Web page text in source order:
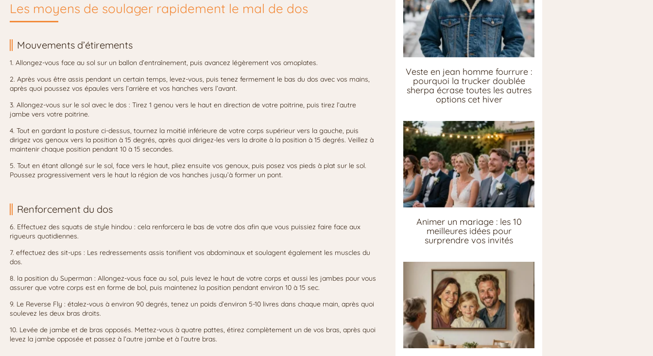
Les moyens de soulager rapidement le mal de dos
Mouvements d’étirements
1. Allongez-vous face au sol sur un ballon d’entraînement, puis avancez légèrement vos omoplates.
2. Après vous être assis pendant un certain temps, levez-vous, puis tenez fermement le bas du dos avec vos mains,
après quoi poussez vos épaules vers l’arrière et vos hanches vers l’avant.
3. Allongez-vous sur le sol avec le dos : Tirez 1 genou vers le haut en direction de votre poitrine, puis tirez l’autre
jambe vers votre poitrine.
4. Tout en gardant la posture ci-dessus, tournez la moitié inférieure de votre corps supérieur vers la gauche, puis
dirigez vos genoux vers la position à 15 degrés, après quoi dirigez-les vers la droite à la position à 15 degrés. Veillez à
maintenir chaque position pendant 10 à 15 secondes.
5. Tout en étant allongé sur le sol, face vers le haut, pliez ensuite vos genoux, puis posez vos pieds à plat sur le sol.
Poussez progressivement vers le haut la région de vos hanches jusqu’à former un pont.
Renforcement du dos
6. Effectuez des squats de style hindou : cela renforcera le bas de votre dos afin que vous puissiez faire face aux
rigueurs quotidiennes.
7. effectuez des sit-ups : Les redressements assis tonifient vos abdominaux et soulagent également les muscles du
dos.
8. la position du Superman : Allongez-vous face au sol, puis levez le haut de votre corps et aussi les jambes pour vous
assurer que votre corps est en forme de bol, puis maintenez la position pendant environ 10 à 15 sec.
9. Le Reverse Fly : étalez-vous à environ 90 degrés, tenez un poids d’environ 5-10 livres dans chaque main, après quoi
soulevez les deux bras droits.
10. Levée de jambe et de bras opposés. Mettez-vous à quatre pattes, étirez complètement un de vos bras, après quoi
levez la jambe opposée et passez à l’autre jambe et à l’autre bras.
Veste en jean homme fourrure :
pourquoi la trucker doublée
sherpa écrase toutes les autres
options cet hiver
Animer un mariage : les 10
meilleures idées pour
surprendre vos invités